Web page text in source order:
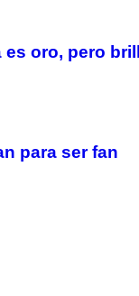
oro, pero
para ser fan